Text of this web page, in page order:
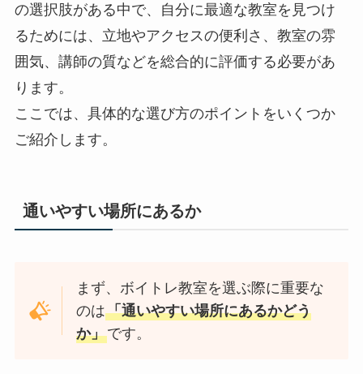
の選択肢がある中で、自分に最適な教室を見つけ
るためには、立地やアクセスの便利さ、教室の雰
囲気、講師の質などを総合的に評価する必要があ
ります。
ここでは、具体的な選び方のポイントをいくつか
ご紹介します。
通いやすい場所にあるか
まず、ボイトレ教室を選ぶ際に重要な
のは「通いやすい場所にあるかどう
か」です。